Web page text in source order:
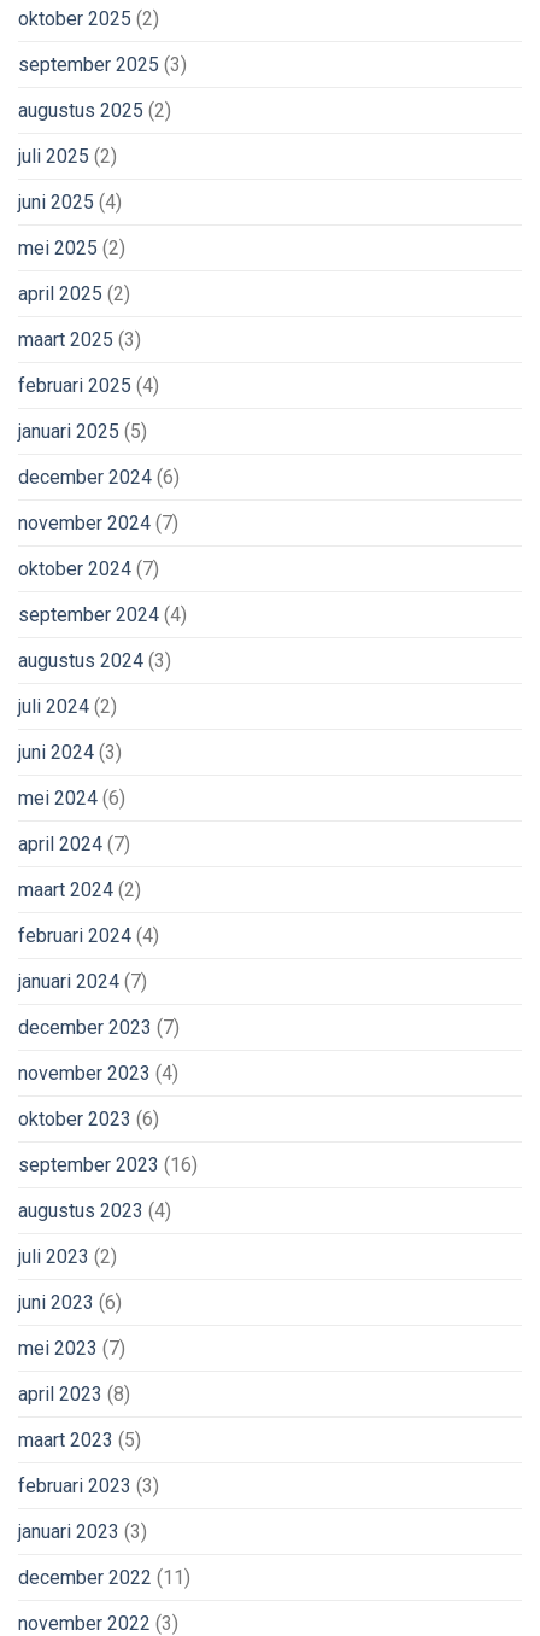
oktober 2025 (2)
september 2025 (3)
augustus 2025 (2)
juli 2025 (2)
juni 2025 (4)
mei 2025 (2)
april 2025 (2)
maart 2025 (3)
februari 2025 (4)
januari 2025 (5)
december 2024 (6)
november 2024 (7)
oktober 2024 (7)
september 2024 (4)
augustus 2024 (3)
juli 2024 (2)
juni 2024 (3)
mei 2024 (6)
april 2024 (7)
maart 2024 (2)
februari 2024 (4)
januari 2024 (7)
december 2023 (7)
november 2023 (4)
oktober 2023 (6)
september 2023 (16)
augustus 2023 (4)
juli 2023 (2)
juni 2023 (6)
mei 2023 (7)
april 2023 (8)
maart 2023 (5)
februari 2023 (3)
januari 2023 (3)
december 2022 (11)
november 2022 (3)